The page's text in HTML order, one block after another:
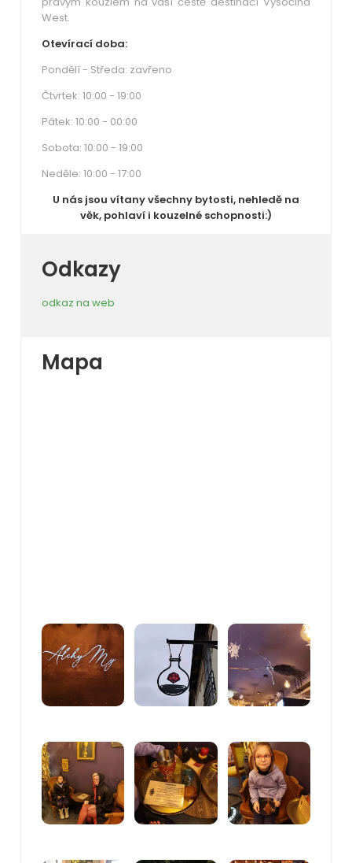
West.
Otevírací doba:
Pondělí - Středa: zavřeno
Čtvrtek: 10:00 - 19:00
Pátek: 10:00 - 00:00
Sobota: 10:00 - 19:00
Neděle: 10:00 - 17:00
U nás jsou vítany všechny bytosti, nehledě na
věk, pohlaví i kouzelné schopnosti:)
Odkazy
odkaz na web
Mapa